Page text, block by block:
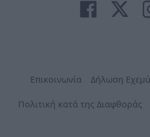
Επικοινωνία Δήλωση
Πολιτική κατά της Διαφθοράς